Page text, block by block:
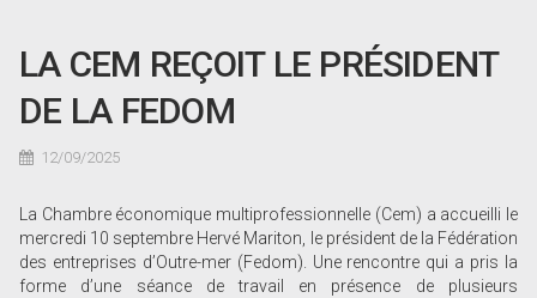
LA CEM REÇOIT LE PRÉSIDENT
DE LA FEDOM
12/09/2025
La Chambre économique multiprofessionnelle (Cem) a accueilli le
mercredi 10 septembre Hervé Mariton, le président de la Fédération
des entreprises d’Outre-mer (Fedom). Une rencontre qui a pris la
forme d’une séance de travail en présence de plusieurs